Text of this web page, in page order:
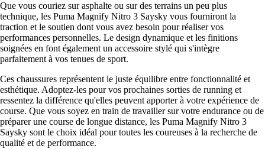
Que vous couriez sur asphalte ou sur des terrains un peu plus
technique, les Puma Magnify Nitro 3 Saysky vous fourniront la
traction et le soutien dont vous avez besoin pour réaliser vos
performances personnelles. Le design dynamique et les finitions
soignées en font également un accessoire stylé qui s'intègre
parfaitement à vos tenues de sport.
Ces chaussures représentent le juste équilibre entre fonctionnalité et
esthétique. Adoptez-les pour vos prochaines sorties de running et
ressentez la différence qu'elles peuvent apporter à votre expérience de
course. Que vous soyez en train de travailler sur votre endurance ou de
préparer une course de longue distance, les Puma Magnify Nitro 3
Saysky sont le choix idéal pour toutes les coureuses à la recherche de
qualité et de performance.